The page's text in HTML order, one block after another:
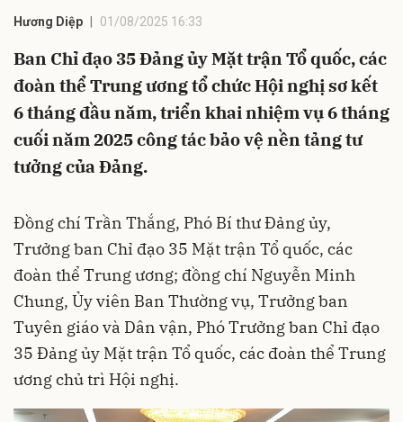
Hương Diệp 01/08/2025 16:33
Ban Chỉ đạo 35 Đảng ủy Mặt trận Tổ quốc, các
đoàn thể Trung ương tổ chức Hội nghị sơ kết
6 tháng đầu năm, triển khai nhiệm vụ 6 tháng
cuối năm 2025 công tác bảo vệ nền tảng tư
tưởng của Đảng.
Đồng chí Trần Thắng, Phó Bí thư Đảng ủy,
Trưởng ban Chỉ đạo 35 Mặt trận Tổ quốc, các
đoàn thể Trung ương; đồng chí Nguyễn Minh
Chung, Ủy viên Ban Thường vụ, Trưởng ban
Tuyên giáo và Dân vận, Phó Trưởng ban Chỉ đạo
35 Đảng ủy Mặt trận Tổ quốc, các đoàn thể Trung
ương chủ trì Hội nghị.